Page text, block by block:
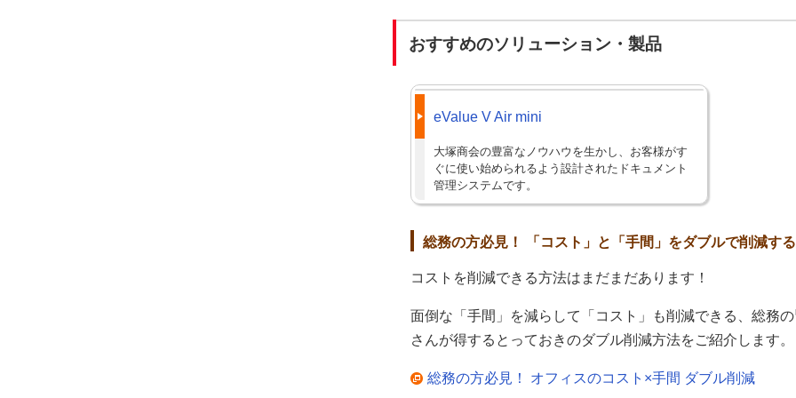
おすすめのソリューション・製品
eValue V Air mini
大塚商会の豊富なノウハウを生かし、お客様がす
ぐに使い始められるよう設計されたドキュメント
管理システムです。
総務の方必見！ 「コスト」と「手間」をダブルで削減す
コストを削減できる方法はまだまだあります！
面倒な「手間」を減らして「コスト」も削減できる、総務の
さんが得するとっておきのダブル削減方法をご紹介します。
総務の方必見！ オフィスのコスト×手間 ダブル削減